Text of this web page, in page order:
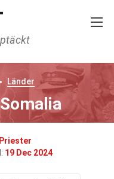
Länder
19 Dec 2024